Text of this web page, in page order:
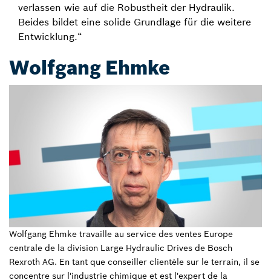
verlassen wie auf die Robustheit der Hydraulik.
Beides bildet eine solide Grundlage für die weitere
Entwicklung.“
Wolfgang Ehmke
Wolfgang Ehmke travaille au service des ventes Europe
centrale de la division Large Hydraulic Drives de Bosch
Rexroth AG. En tant que conseiller clientèle sur le terrain, il se
concentre sur l'industrie chimique et est l'expert de la